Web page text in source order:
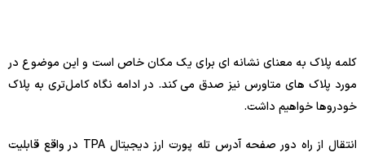
کلمه پلاک به معنای نشانه ای برای یک مکان خاص است و این موضوع در
مورد پلاک های متاورس نیز صدق می کند. در ادامه نگاه کامل‌تری به پلاک
خودروها خواهیم داشت.
انتقال از راه دور صفحه آدرس تله پورت ارز دیجیتال TPA در واقع قابلیت